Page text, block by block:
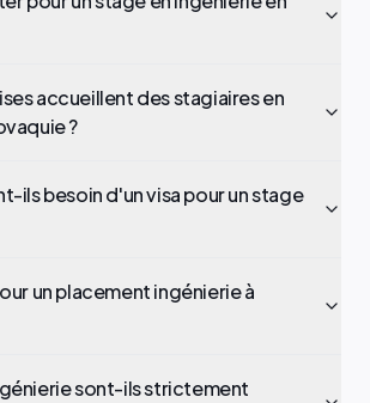
accueillent des stagiaires en
?
ils besoin d'un visa pour un stage
un placement ingénierie à
sont-ils strictement